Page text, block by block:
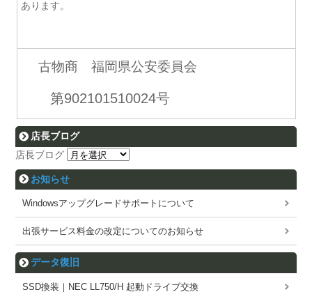
あります。
古物商 福岡県公安委員会
第902101510024号
店長ブログ
店長ブログ
お知らせ
Windowsアップグレードサポートについて
出張サービス料金の改定についてのお知らせ
データ復旧
SSD換装｜NEC LL750/H 起動ドライブ交換